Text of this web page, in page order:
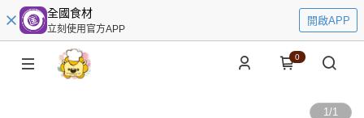
全國食材
立刻使用官方APP
開啟APP
0
1/1